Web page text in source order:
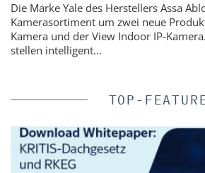
Die Marke Yale des Herstellers Assa
Kamerasortiment um zwei neue
Kamera und der View Indoor IP-
stellen intelligent...
TOP-